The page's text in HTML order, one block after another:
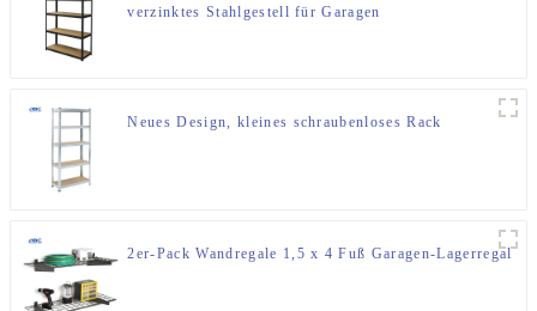
verzinktes Stahlgestell für Garagen
Neues Design, kleines schraubenloses Rack
2er-Pack Wandregale 1,5 x 4 Fuß Garagen-Lagerregal